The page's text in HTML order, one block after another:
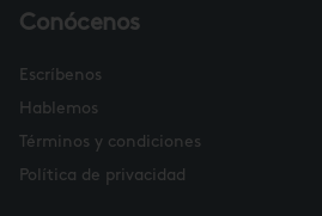
Conócenos
Escríbenos
Hablemos
Términos y condiciones
Política de privacidad